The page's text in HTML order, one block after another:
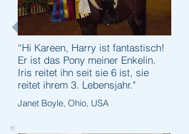
“Hi Kareen, Harry ist fantastisch!
Er ist das Pony meiner Enkelin.
Iris reitet ihn seit sie 6 ist, sie
reitet ihrem 3. Lebensjahr."
Janet Boyle, Ohio, USA